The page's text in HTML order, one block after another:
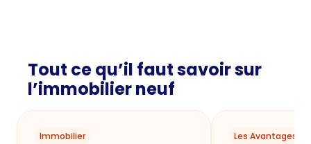
Tout ce qu’il faut savoir sur
l’immobilier neuf
Immobilier Les Avantages